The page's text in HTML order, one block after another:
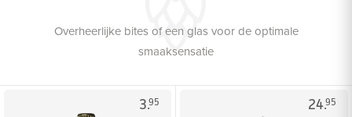
Overheerlijke bites of een glas voor de optimale
smaaksensatie
3.95 24.95